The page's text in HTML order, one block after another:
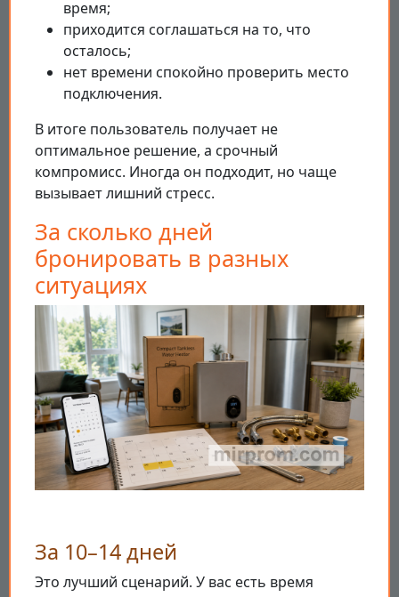
время;
приходится соглашаться на то, что
осталось;
нет времени спокойно проверить место
подключения.
В итоге пользователь получает не
оптимальное решение, а срочный
компромисс. Иногда он подходит, но чаще
вызывает лишний стресс.
За сколько дней
бронировать в разных
ситуациях
За 10–14 дней
Это лучший сценарий. У вас есть время